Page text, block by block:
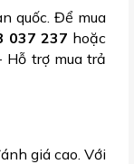
quốc. Để mua
037 237 hoặc
trợ mua trả
giá cao. Với